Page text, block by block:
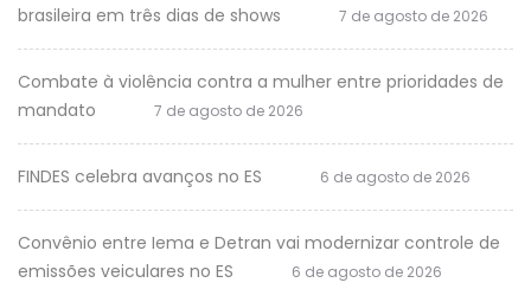
brasileira em três dias de shows
7 de agosto de 2026
Combate à violência contra a mulher entre prioridades de
mandato
7 de agosto de 2026
FINDES celebra avanços no ES 6 de agosto de 2026
Convênio entre Iema e Detran vai modernizar controle de
emissões veiculares no ES
6 de agosto de 2026